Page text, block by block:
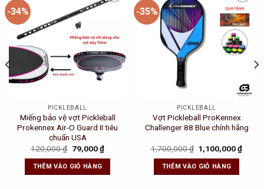
-34%
PICKLEBALL
Miếng bảo vệ vợt Pickleball
Prokennex Air-O Guard II tiêu
chuẩn USA
120,000₫ Original
price
was:
120,000 ₫.
79,000₫Current
price
THÊM VÀO GIỎ HÀNG
-35%
Add to
Wishlist
PICKLEBALL
Vợt Pickleball ProKennex
Challenger 88 Blue chính hãng
1,700,000₫ Original
price
was:
1,700,000 ₫.
1,100,000₫
THÊM VÀO GIỎ HÀNG